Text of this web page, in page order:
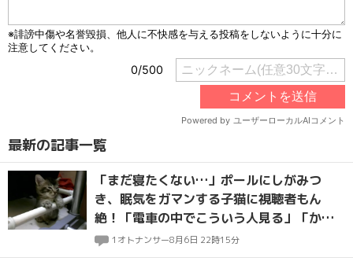
最新の記事一覧
「まだ寝たくない…」ポールにしがみつ
き、眠気をガマンする子猫に視聴者もん
絶！「電車の中でこういう人見る」「かわ
いいは正義」
1 オトナンサー8月6日 22時15分